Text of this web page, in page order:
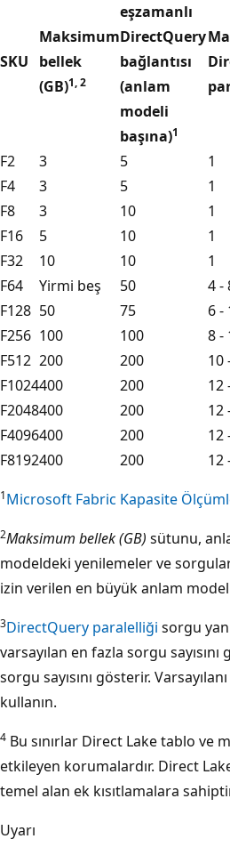
SKU
Maksimum
bellek
(GB)1, 2
eşzamanlı
DirectQuery
bağlantısı
(anlam
modeli
başına)1
F2 3 5 1
F4
3 5 1
F8
3 10 1
F16
5 10 1
F32
10 10 1
F64
Yirmi beş 50 4 -
F128 50 75 6 -
F256 100 100 8 -
F512 200 200 10
F1024400 200 12
F2048400 200 12
F4096400 200 12
F8192400 200 12
1Microsoft Fabric Kapasite
2Maksimum bellek (GB) sütunu,
modeldeki yenilemeler ve
izin verilen en büyük anlam
3DirectQuery paralelliği sorgu
varsayılan en fazla sorgu
sorgu sayısını gösterir.
kullanın.
4 Bu sınırlar Direct Lake tablo
etkileyen korumalardır. Direct
temel alan ek kısıtlamalara
Uyarı